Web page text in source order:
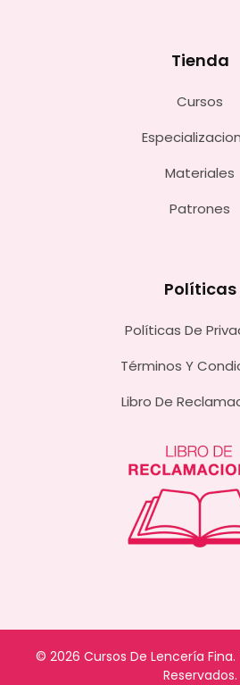
Tienda
Cursos
Materiales
Patrones
Políticas
Políticas De
Términos Y
Libro De
© 2026 Cursos De Lencería
Reservados.